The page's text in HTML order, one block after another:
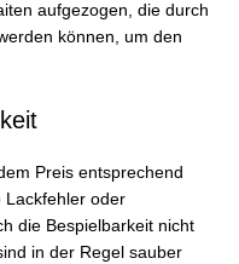
aufgezogen, die durch
können, um den
Preis entsprechend
Lackfehler oder
die Bespielbarkeit nicht
in der Regel sauber